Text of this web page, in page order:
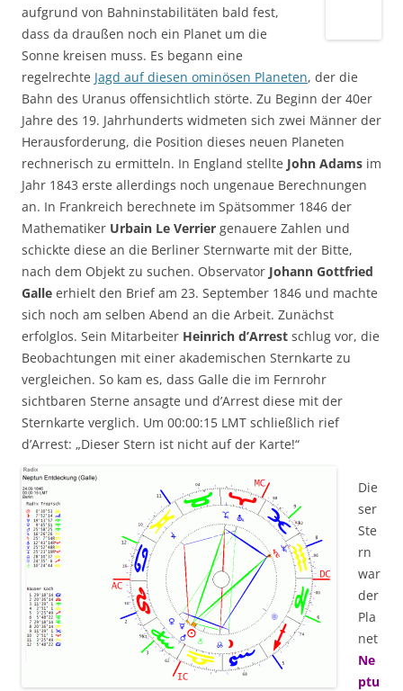
aufgrund von Bahninstabilitäten bald fest,
dass da draußen noch ein Planet um die Sonne kreisen
muss. Es begann eine regelrechteJagd auf diesen
ominösen Planeten, der die Bahn des Uranus offensichtlich
störte. Zu Beginn der 40er Jahre des 19. Jahrhunderts
widmeten sich zwei Männer der Herausforderung, die
Position dieses neuen Planeten rechnerisch zu ermitteln.
In England stellteJohn Adamsim Jahr 1843 erste
allerdings noch ungenaue Berechnungen an. In Frankreich
berechnete im Spätsommer 1846 der MathematikerUrbain
Le Verriergenauere Zahlen und schickte diese an die
Berliner Sternwarte mit der Bitte, nach dem Objekt zu
suchen. ObservatorJohann Gottfried Galleerhielt den
Brief am 23. September 1846 und machte sich noch am
selben Abend an die Arbeit. Zunächst erfolglos. Sein
MitarbeiterHeinrich d’Arrestschlug vor, die
Beobachtungen mit einer akademischen Sternkarte zu
vergleichen. So kam es, dass Galle die im Fernrohr
sichtbaren Sterne ansagte und d’Arrest diese mit der
Sternkarte verglich. Um 00:00:15 LMT schließlich rief
d’Arrest: „Dieser Stern ist nicht auf der Karte!“
Die
ser
Ste
rn
war
der
Pla
net
Ne
ptu